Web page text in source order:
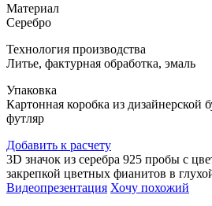
Материал
Серебро
Технология производства
Литье, фактурная обработка, эмаль
Упаковка
Картонная коробка из дизайнерской
футляр
Добавить к расчету
3D значок из серебра 925 пробы с
закрепкой цветных фианитов в
Видеопрезентация Хочу похожий